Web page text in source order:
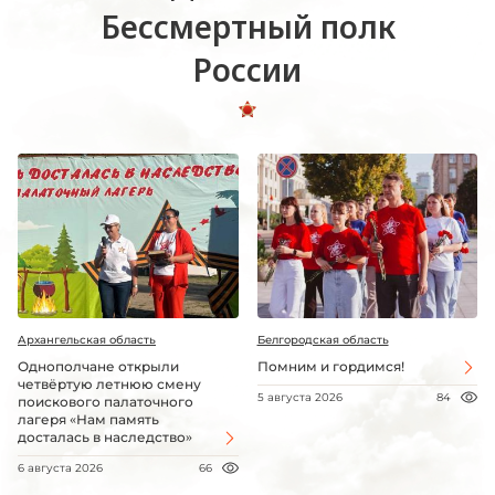
Бессмертный полк
России
Архангельская область
Однополчане открыли
четвёртую летнюю смену
поискового палаточного
лагеря «Нам память
досталась в наследство»
6 августа 2026 66
Белгородская область
Помним и гордимся!
5 августа 2026 84